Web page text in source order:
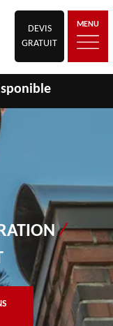
DEVIS
GRATUIT
MENU
/